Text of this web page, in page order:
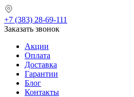
+7 (383) 28-69-111
Заказать звонок
Акции
Оплата
Доставка
Гарантии
Блог
Контакты